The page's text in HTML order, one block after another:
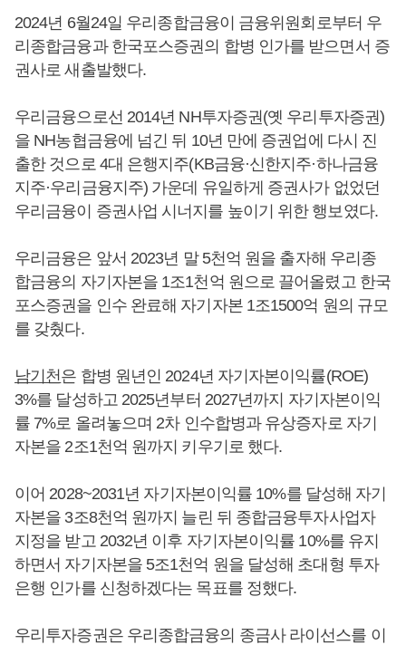
2024년 6월24일 우리종합금융이 금융위원회로부터 우
리종합금융과 한국포스증권의 합병 인가를 받으면서 증
권사로 새출발했다.
우리금융으로선 2014년 NH투자증권(옛 우리투자증권)
을 NH농협금융에 넘긴 뒤 10년 만에 증권업에 다시 진
출한 것으로 4대 은행지주(KB금융·신한지주·하나금융
지주·우리금융지주) 가운데 유일하게 증권사가 없었던
우리금융이 증권사업 시너지를 높이기 위한 행보였다.
우리금융은 앞서 2023년 말 5천억 원을 출자해 우리종
합금융의 자기자본을 1조1천억 원으로 끌어올렸고 한국
포스증권을 인수 완료해 자기자본 1조1500억 원의 규모
를 갖췄다.
남기천은 합병 원년인 2024년 자기자본이익률(ROE)
3%를 달성하고 2025년부터 2027년까지 자기자본이익
률 7%로 올려놓으며 2차 인수합병과 유상증자로 자기
자본을 2조1천억 원까지 키우기로 했다.
이어 2028~2031년 자기자본이익률 10%를 달성해 자기
자본을 3조8천억 원까지 늘린 뒤 종합금융투자사업자
지정을 받고 2032년 이후 자기자본이익률 10%를 유지
하면서 자기자본을 5조1천억 원을 달성해 초대형 투자
은행 인가를 신청하겠다는 목표를 정했다.
우리투자증권은 우리종합금융의 종금사 라이선스를 이